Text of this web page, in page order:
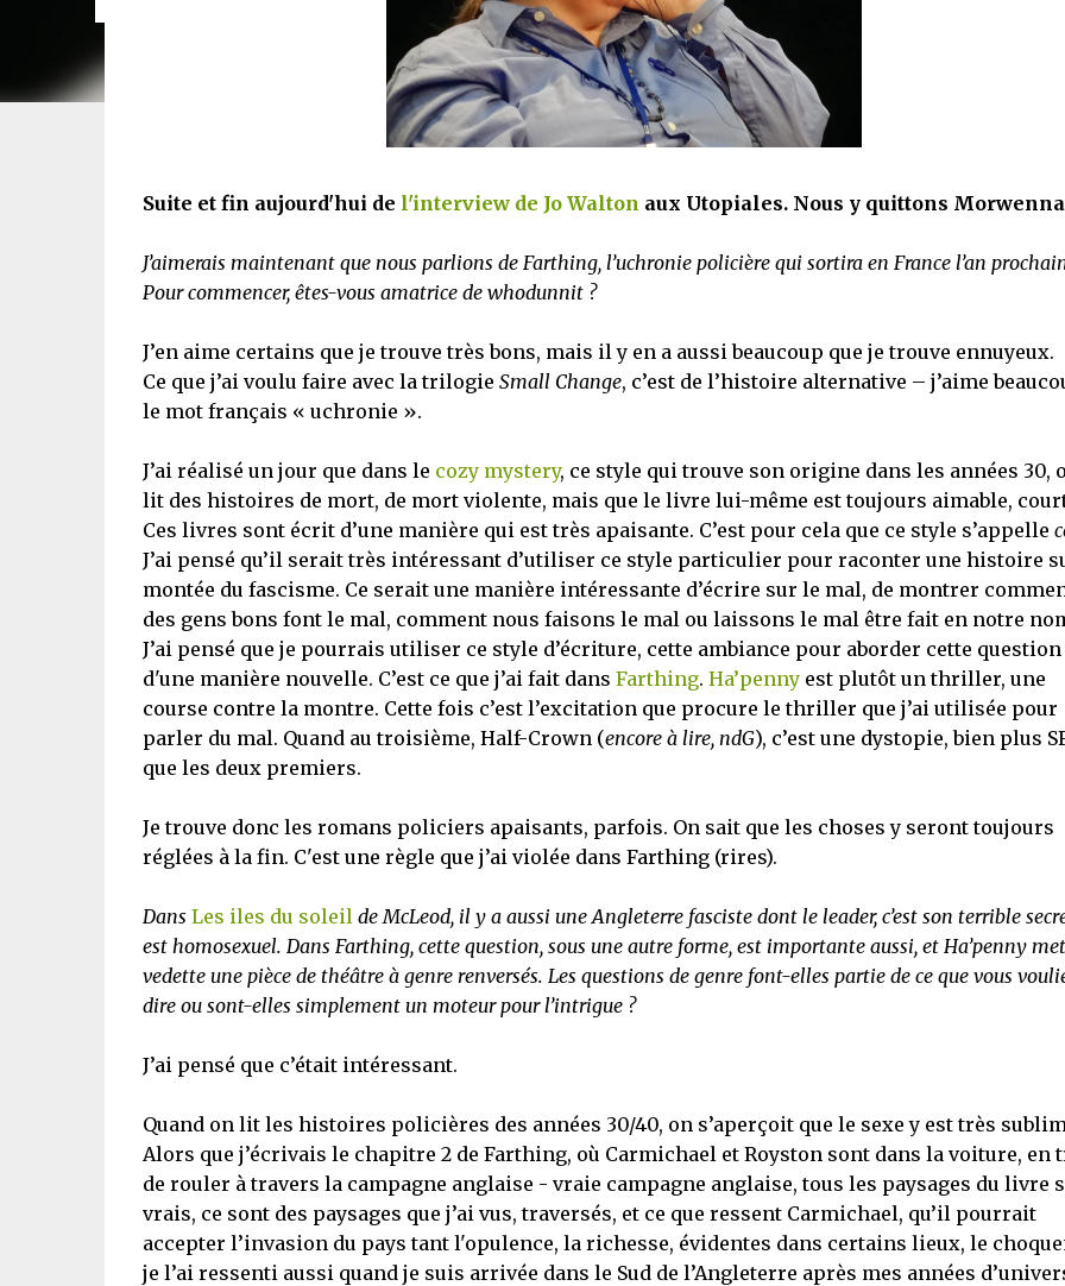
Suite et fin aujourd'hui de l'interview de Jo Walton aux Utopiales. Nous y quittons
J’aimerais maintenant que nous parlions de Farthing, l’uchronie policière qui sortira en France l’an
Pour commencer, êtes-vous amatrice de whodunnit ?
J’en aime certains que je trouve très bons, mais il y en a aussi beaucoup que je trouve ennuyeux.
Ce que j’ai voulu faire avec la trilogie Small Change, c’est de l’histoire alternative – j’aime
le mot français « uchronie ».
J’ai réalisé un jour que dans le cozy mystery, ce style qui trouve son origine dans les années 30,
lit des histoires de mort, de mort violente, mais que le livre lui-même est toujours aimable,
Ces livres sont écrit d’une manière qui est très apaisante. C’est pour cela que ce style s’appelle
J’ai pensé qu’il serait très intéressant d’utiliser ce style particulier pour raconter une histoire
montée du fascisme. Ce serait une manière intéressante d’écrire sur le mal, de montrer
des gens bons font le mal, comment nous faisons le mal ou laissons le mal être fait en notre
J’ai pensé que je pourrais utiliser ce style d’écriture, cette ambiance pour aborder cette question
d'une manière nouvelle. C’est ce que j’ai fait dans Farthing. Ha’pennyest plutôt un thriller, une
course contre la montre. Cette fois c’est l’excitation que procure le thriller que j’ai utilisée pour
parler du mal. Quand au troisième, Half-Crown (encore à lire, ndG), c’est une dystopie, bien plus
que les deux premiers.
Je trouve donc les romans policiers apaisants, parfois. On sait que les choses y seront toujours
réglées à la fin. C'est une règle que j’ai violée dans Farthing (rires).
Dans Les iles du soleilde McLeod, il y a aussi une Angleterre fasciste dont le leader, c’est son terrible
est homosexuel. Dans Farthing, cette question, sous une autre forme, est importante aussi, et Ha’penny
vedette une pièce de théâtre à genre renversés. Les questions de genre font-elles partie de ce que vous
dire ou sont-elles simplement un moteur pour l’intrigue ?
J’ai pensé que c’était intéressant.
Quand on lit les histoires policières des années 30/40, on s’aperçoit que le sexe y est très
Alors que j’écrivais le chapitre 2 de Farthing, où Carmichael et Royston sont dans la voiture, en
de rouler à travers la campagne anglaise - vraie campagne anglaise, tous les paysages du livre
vrais, ce sont des paysages que j’ai vus, traversés, et ce que ressent Carmichael, qu’il pourrait
accepter l’invasion du pays tant l'opulence, la richesse, évidentes dans certains lieux, le
je l’ai ressenti aussi quand je suis arrivée dans le Sud de l’Angleterre après mes années